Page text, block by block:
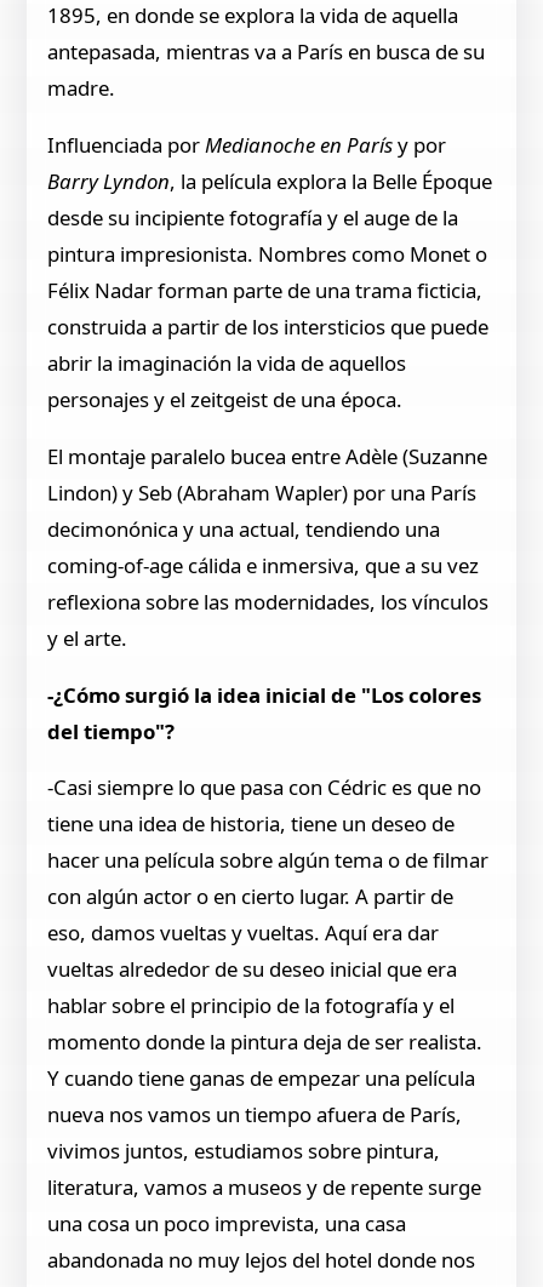
1895, en donde se explora la vida de aquella
antepasada, mientras va a París en busca de su
madre.
Influenciada porMedianoche en Parísy por
Barry Lyndon, la película explora la Belle Époque
desde su incipiente fotografía y el auge de la
pintura impresionista. Nombres como Monet o
Félix Nadar forman parte de una trama ficticia,
construida a partir de los intersticios que puede
abrir la imaginación la vida de aquellos
personajes y el zeitgeist de una época.
El montaje paralelo bucea entre Adèle (Suzanne
Lindon) y Seb (Abraham Wapler) por una París
decimonónica y una actual, tendiendo una
coming-of-age cálida e inmersiva, que a su vez
reflexiona sobre las modernidades, los vínculos
y el arte.
-¿Cómo surgió la idea inicial de "Los colores
del tiempo"?
-Casi siempre lo que pasa con Cédric es que no
tiene una idea de historia, tiene un deseo de
hacer una película sobre algún tema o de filmar
con algún actor o en cierto lugar. A partir de
eso, damos vueltas y vueltas. Aquí era dar
vueltas alrededor de su deseo inicial que era
hablar sobre el principio de la fotografía y el
momento donde la pintura deja de ser realista.
Y cuando tiene ganas de empezar una película
nueva nos vamos un tiempo afuera de París,
vivimos juntos, estudiamos sobre pintura,
literatura, vamos a museos y de repente surge
una cosa un poco imprevista, una casa
abandonada no muy lejos del hotel donde nos